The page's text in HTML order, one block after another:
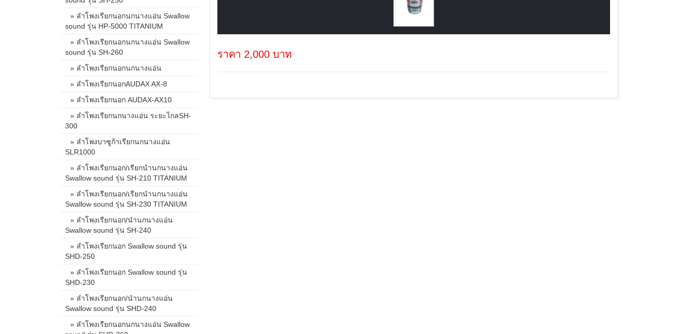
ราคา 2,000 บาท
» ลำโพงเรียกนอกนกนางแอ่น Swallow
sound รุ่น HP-5000 TITANIUM
» ลำโพงเรียกนอกนกนางแอ่น Swallow
sound รุ่น SH-260
» ลำโพงเรียกนอกนกนางแอ่น
» ลำโพงเรียกนอกAUDAX AX-8
» ลำโพงเรียกนอก AUDAX-AX10
» ลำโพงเรียกนกนางแอ่น ระยะไกลSH-
300
» ลำโพงบาซูก้าเรียกนกนางแอ่น
SLR1000
» ลำโพงเรียกนอก/เรียกนำนกนางแอ่น
Swallow sound รุ่น SH-210 TITANIUM
» ลำโพงเรียกนอก/เรียกนำนกนางแอ่น
Swallow sound รุ่น SH-230 TITANIUM
» ลำโพงเรียกนอก/นำนกนางแอ่น
Swallow sound รุ่น SH-240
» ลำโพงเรียกนอก Swallow sound รุ่น
SHD-250
» ลำโพงเรียกนอก Swallow sound รุ่น
SHD-230
» ลำโพงเรียกนอก/นำนกนางแอ่น
Swallow sound รุ่น SHD-240
» ลำโพงเรียกนอกนกนางแอ่น Swallow